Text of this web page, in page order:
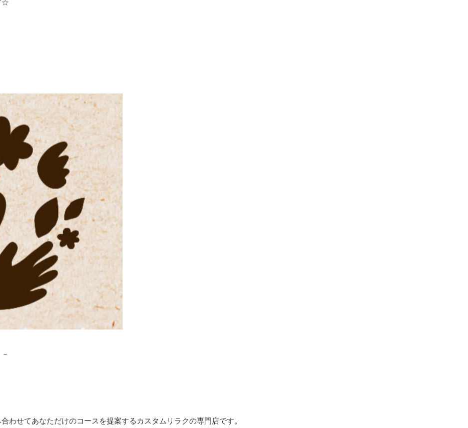
☆
わせてあなただけのコースを提案するカスタムリラクの専門店です。